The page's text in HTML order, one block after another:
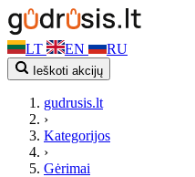
LT EN RU
Ieškoti akcijų
gudrusis.lt
›
Kategorijos
›
Gėrimai